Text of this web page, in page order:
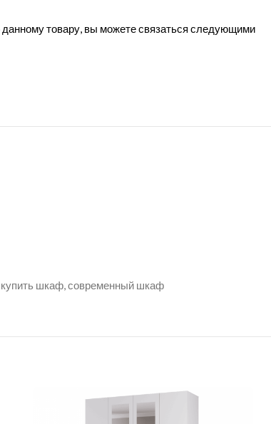
товару, вы можете связаться следующими
шкаф, современный шкаф